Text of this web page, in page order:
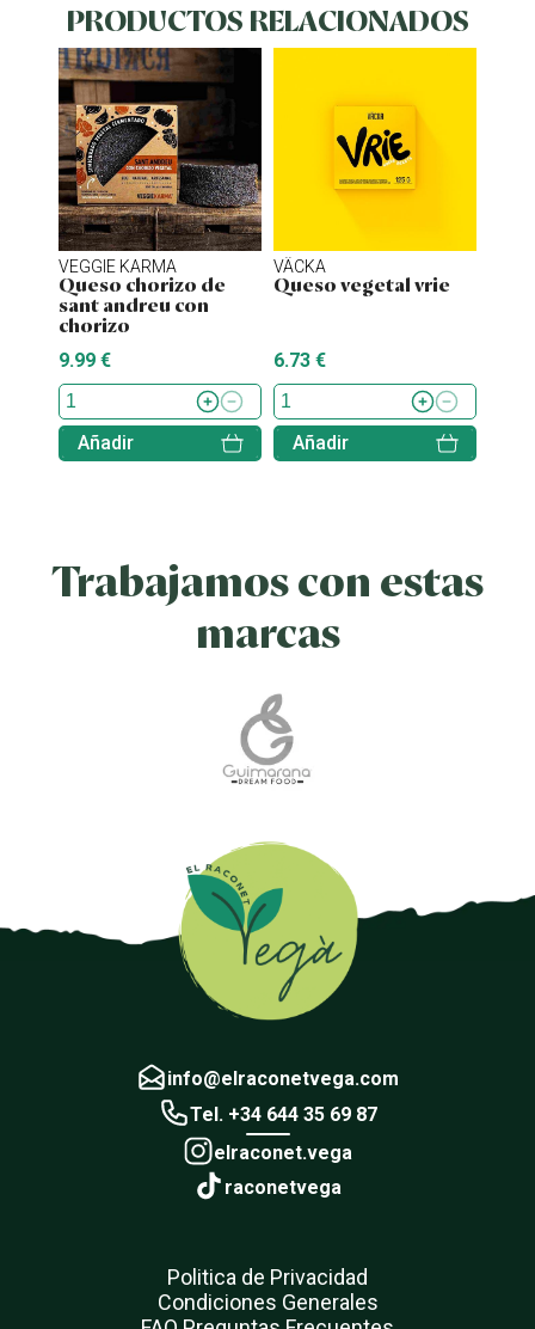
PRODUCTOS RELACIONADOS
VEGGIE KARMA
Queso chorizo de
sant andreu con
chorizo
9.99 €
Añadir
VÄCKA
Queso vegetal vrie
6.73 €
Añadir
Trabajamos con estas
marcas
info@elraconetvega.com
Tel. +34 644 35 69 87
elraconet.vega
raconetvega
Politica de Privacidad
Condiciones Generales